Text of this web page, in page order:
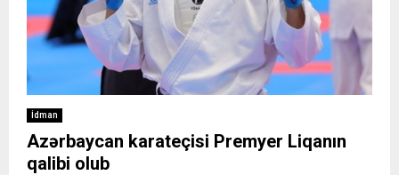
İdman
Azərbaycan karateçisi Premyer Liqanın
qalibi olub